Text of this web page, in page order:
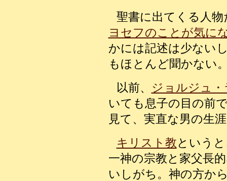
聖書に出てくる人
ヨセフのことが気に
かには記述は少ない
もほとんど聞かない
以前、 ジョルジュ
いても息子の目の前
見て、実直な男の生
キリスト教という
一神の宗教と家父長
いしがち。神の方か